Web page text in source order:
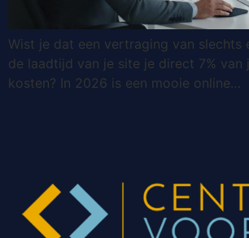
Wist je dat een vertraging van slechts
de laadtijd van je site je direct 7% van
kosten? In 2026 is een mooie online…